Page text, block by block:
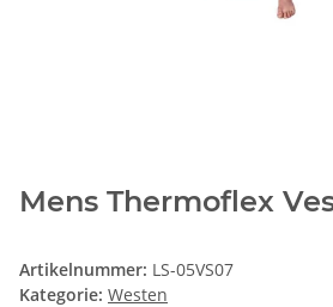
Mens Thermoflex
Artikelnummer: LS-05VS07
Kategorie: Westen